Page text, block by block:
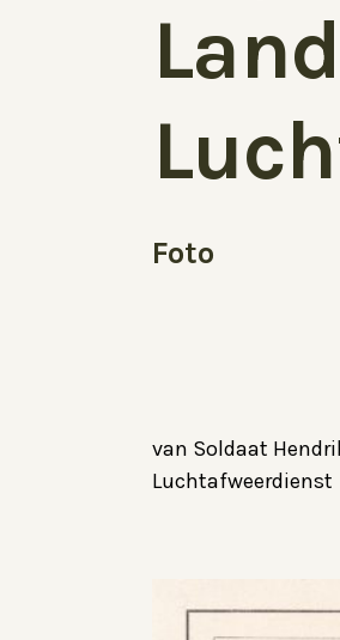
Foto
van Soldaat
Luchtafweerdienst